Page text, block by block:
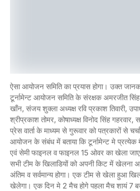
ऐसा आयोजन समिति का प्रयास होगा। उक्त
टूर्नामेन्ट आयोजन समिति के संरक्षक अमरजीत
खाँन, संजय शुक्ला अध्यक्ष रवि प्रकाश तिवारी,
श्रीप्रकाश तोमर, कोषाध्यक्ष विनोद सिंह गहरवार,
प्रेस वार्ता के माध्यम से गुरूवार को पत्रकारों से
आयोजन के संबंध में बताया कि टूर्नामेन्ट मे
एवं सेमी फाइनल व फाइनल 15 ओवर का खेला
सभी टीम के खिलाडियों को अपनी किट में खेलना
अंतिम व सर्वमान्य होगा। एक टीम से खेला हुआ
खेलेगा। एक दिन मे 2 मैच होगे पहला मैच शायं 7